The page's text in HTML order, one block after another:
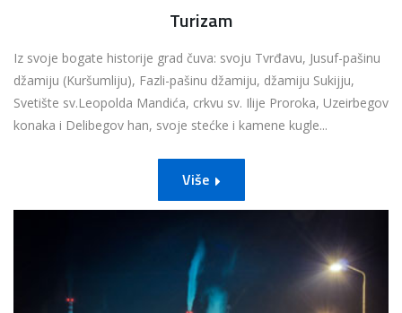
Turizam
Iz svoje bogate historije grad čuva: svoju Tvrđavu, Jusuf-pašinu
džamiju (Kuršumliju), Fazli-pašinu džamiju, džamiju Sukijju,
Svetište sv.Leopolda Mandića, crkvu sv. Ilije Proroka, Uzeirbegov
konaka i Delibegov han, svoje stećke i kamene kugle...
Više